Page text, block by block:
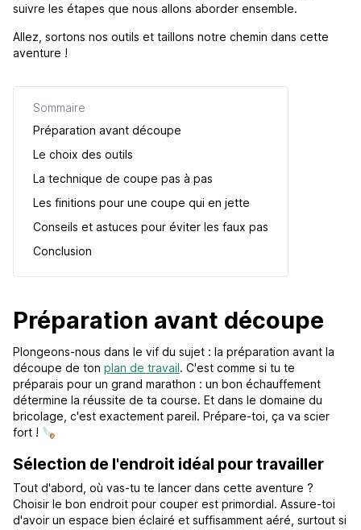
suivre les étapes que nous allons aborder ensemble.
Allez, sortons nos outils et taillons notre chemin dans cette
aventure !
Sommaire
Préparation avant découpe
Le choix des outils
La technique de coupe pas à pas
Les finitions pour une coupe qui en jette
Conseils et astuces pour éviter les faux pas
Conclusion
Préparation avant découpe
Plongeons-nous dans le vif du sujet : la préparation avant la
découpe de ton plan de travail. C'est comme si tu te
préparais pour un grand marathon : un bon échauffement
détermine la réussite de ta course. Et dans le domaine du
bricolage, c'est exactement pareil. Prépare-toi, ça va scier
fort ! 🪚
Sélection de l'endroit idéal pour travailler
Tout d'abord, où vas-tu te lancer dans cette aventure ?
Choisir le bon endroit pour couper est primordial. Assure-toi
d'avoir un espace bien éclairé et suffisamment aéré, surtout si